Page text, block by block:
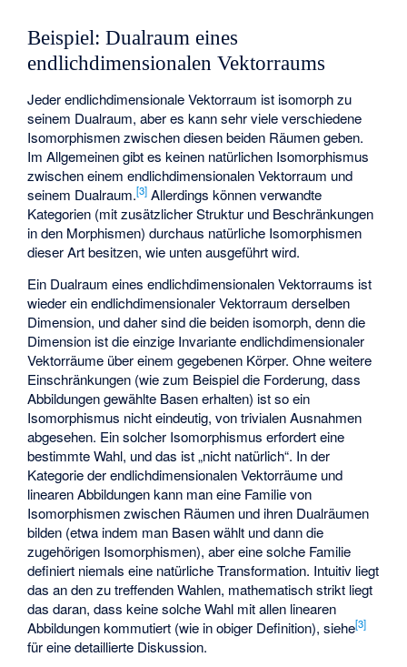
Beispiel: Dualraum eines
endlichdimensionalen Vektorraums
Jeder endlichdimensionale Vektorraum ist isomorph zu
seinem Dualraum, aber es kann sehr viele verschiedene
Isomorphismen zwischen diesen beiden Räumen geben.
Im Allgemeinen gibt es keinen natürlichen Isomorphismus
zwischen einem endlichdimensionalen Vektorraum und
seinem Dualraum.[3] Allerdings können verwandte
Kategorien (mit zusätzlicher Struktur und Beschränkungen
in den Morphismen) durchaus natürliche Isomorphismen
dieser Art besitzen, wie unten ausgeführt wird.
Ein Dualraum eines endlichdimensionalen Vektorraums ist
wieder ein endlichdimensionaler Vektorraum derselben
Dimension, und daher sind die beiden isomorph, denn die
Dimension ist die einzige Invariante endlichdimensionaler
Vektorräume über einem gegebenen Körper. Ohne weitere
Einschränkungen (wie zum Beispiel die Forderung, dass
Abbildungen gewählte Basen erhalten) ist so ein
Isomorphismus nicht eindeutig, von trivialen Ausnahmen
abgesehen. Ein solcher Isomorphismus erfordert eine
bestimmte Wahl, und das ist „nicht natürlich“. In der
Kategorie der endlichdimensionalen Vektorräume und
linearen Abbildungen kann man eine Familie von
Isomorphismen zwischen Räumen und ihren Dualräumen
bilden (etwa indem man Basen wählt und dann die
zugehörigen Isomorphismen), aber eine solche Familie
definiert niemals eine natürliche Transformation. Intuitiv liegt
das an den zu treffenden Wahlen, mathematisch strikt liegt
das daran, dass keine solche Wahl mit allen linearen
Abbildungen kommutiert (wie in obiger Definition), siehe[3]
für eine detaillierte Diskussion.